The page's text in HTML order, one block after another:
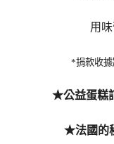
用
*捐款收據
★公益蛋糕
★法國的